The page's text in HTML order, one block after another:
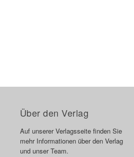
Über den Verlag
Auf unserer Verlagsseite finden Sie
mehr Informationen über den Verlag
und unser Team.